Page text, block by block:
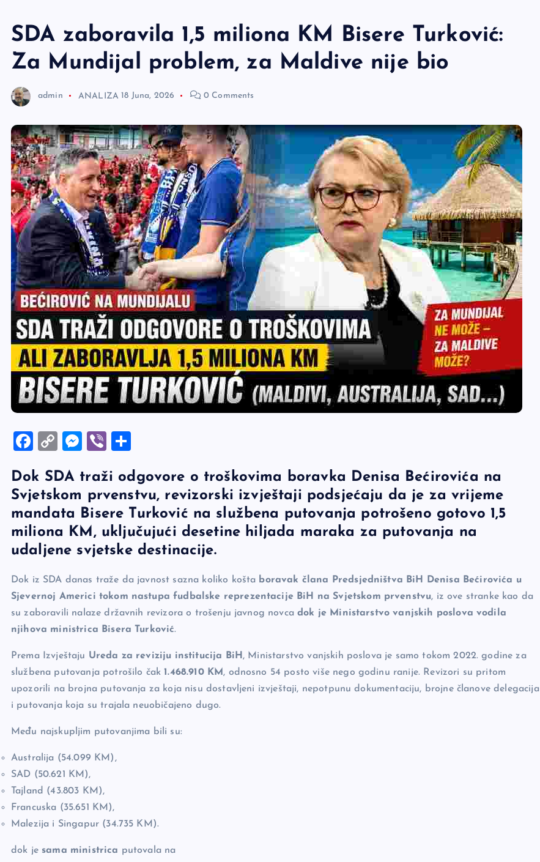
SDA zaboravila 1,5 miliona KM Bisere Turković:
Za Mundijal problem, za Maldive nije bio
admin ANALIZA 18 Juna, 2026 0 Comments
F
c
e
b
o
o
k
C
p
y
Li
n
k
M
se
n
g
er
Vi
er ar
e
Dok SDA traži odgovore o troškovima boravka Denisa Bećirovića na
Svjetskom prvenstvu, revizorski izvještaji podsjećaju da je za vrijeme
mandata Bisere Turković na službena putovanja potrošeno gotovo 1,5
miliona KM, uključujući desetine hiljada maraka za putovanja na
udaljene svjetske destinacije.
Dok iz SDA danas traže da javnost sazna koliko košta boravak člana Predsjedništva BiH Denisa Bećirovića u
Sjevernoj Americi tokom nastupa fudbalske reprezentacije BiH na Svjetskom prvenstvu, iz ove stranke kao da
su zaboravili nalaze državnih revizora o trošenju javnog novcadok je Ministarstvo vanjskih poslova vodila
njihova ministrica Bisera Turković.
Prema Izvještaju Ureda za reviziju institucija BiH , Ministarstvo vanjskih poslova je samo tokom 2022. godine za
službena putovanja potrošilo čak1.468.910 KM , odnosno 54 posto više nego godinu ranije. Revizori su pritom
upozorili na brojna putovanja za koja nisu dostavljeni izvještaji, nepotpunu dokumentaciju, brojne članove delegacija
i putovanja koja su trajala neuobičajeno dugo.
Među najskupljim putovanjima bili su:
Australija (54.099 KM),
SAD (50.621 KM),
Tajland (43.803 KM),
Francuska (35.651 KM),
Malezija i Singapur (34.735 KM).
dok je sama ministrica putovala na